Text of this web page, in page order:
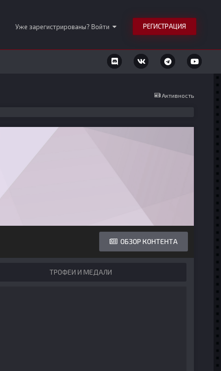
Уже зарегистрированы? Войти РЕГИСТРАЦИЯ
Активность
ОБЗОР КОНТЕНТА
ТРОФЕИ И МЕДАЛИ